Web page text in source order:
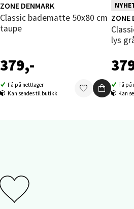
ZONE DENMARK
Classic badematte 50x80 cm
taupe
379,-
Få på nettlager
Kan sendes til butikk
ZONE
Classic badematte 50x80 cm
lys
Få på
Kan
Sandvika -
Åpent i dag 10-21
0 i butikk
Sartorvegen 12,